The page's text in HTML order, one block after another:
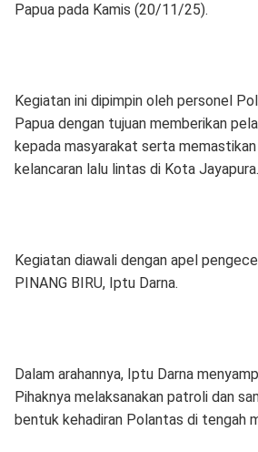
Papua pada Kamis (20/11/25).
Kegiatan ini dipimpin oleh personel
Papua dengan tujuan memberikan
kepada masyarakat serta memastikan
kelancaran lalu lintas di Kota Jayapura.
Kegiatan diawali dengan apel
PINANG BIRU, Iptu Darna.
Dalam arahannya, Iptu Darna
Pihaknya melaksanakan patroli dan
bentuk kehadiran Polantas di tengah